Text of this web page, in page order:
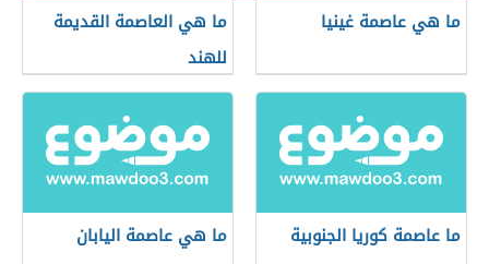
ما هي عاصمة غينيا
ما هي العاصمة القديمة
للهند
ما عاصمة كوريا الجنوبية ما هي عاصمة اليابان